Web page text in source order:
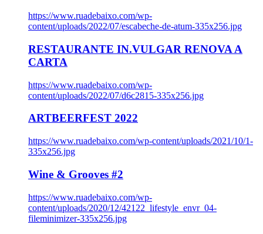
https://www.ruadebaixo.com/wp-
content/uploads/2022/07/escabeche-de-atum-335x256.jpg
RESTAURANTE IN.VULGAR RENOVA A
CARTA
https://www.ruadebaixo.com/wp-
content/uploads/2022/07/d6c2815-335x256.jpg
ARTBEERFEST 2022
https://www.ruadebaixo.com/wp-content/uploads/2021/10/1-
335x256.jpg
Wine & Grooves #2
https://www.ruadebaixo.com/wp-
content/uploads/2020/12/42122_lifestyle_envr_04-
fileminimizer-335x256.jpg